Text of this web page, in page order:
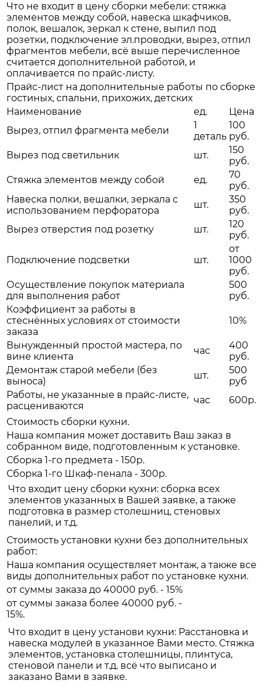
Что не входит в цену сборки мебели: стяжка
элементов между собой, навеска шкафчиков,
полок, вешалок, зеркал к стене, выпил под
розетки, подключение эл.проводки, вырез, отпил
фрагментов мебели, всё выше перечисленное
считается дополнительной работой, и
оплачивается по прайс-листу.
Прайс-лист на дополнительные работы по сборке
гостиных, спальни, прихожих, детских
Наименование
ед.
Цена
Вырез, отпил фрагмента мебели
1
деталь
100
руб.
Вырез под светильник
шт.
150
руб.
Стяжка элементов между собой
ед.
70
руб.
Навеска полки, вешалки, зеркала с
использованием перфоратора
шт.
350
руб.
Вырез отверстия под розетку
шт.
120
руб.
Подключение подсветки шт.
от
1000
руб.
Осуществление покупок материала
для выполнения работ
500
руб.
Коэффициент за работы в
стеснённых условиях от стоимости
заказа
10%
Вынужденный простой мастера, по
вине клиента
час
400
руб.
Демонтаж старой мебели (без
выноса)
шт.
500
руб
Работы, не указанные в прайс-листе,
расцениваются
час
600р.
Стоимость сборки кухни.
Наша компания может доставить Ваш заказ в
собранном виде, подготовленным к установке.
Сборка 1-го предмета - 150р.
Сборка 1-го Шкаф-пенала - 300р.
Что входит цену сборки кухни: сборка всех
элементов указанных в Вашей заявке, а также
подготовка в размер столешниц, стеновых
панелий, и т.д.
Стоимость установки кухни без дополнительных
работ:
Наша компания осуществляет монтаж, а также все
виды дополнительных работ по установке кухни.
от суммы заказа до 40000 руб. - 15%
от суммы заказа более 40000 руб. -
15%.
Что входит в цену установи кухни: Расстановка и
навеска модулей в указанное Вами место. Стяжка
элементов, установка столешницы, плинтуса,
стеновой панели и т.д. всё что выписано и
заказано Вами в заявке.